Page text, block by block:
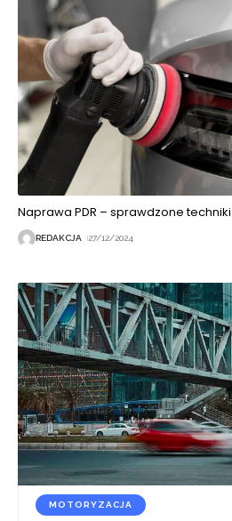
Naprawa PDR – sprawdzone
REDAKCJA 27/12/2024
MOTORYZACJA